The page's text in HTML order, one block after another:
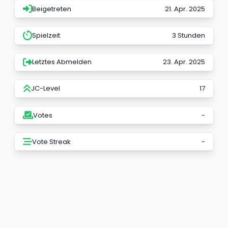
Beigetreten 21. Apr. 2025
Spielzeit 3 Stunden
Letztes Abmelden 23. Apr. 2025
JC-Level 17
Votes -
Vote Streak -